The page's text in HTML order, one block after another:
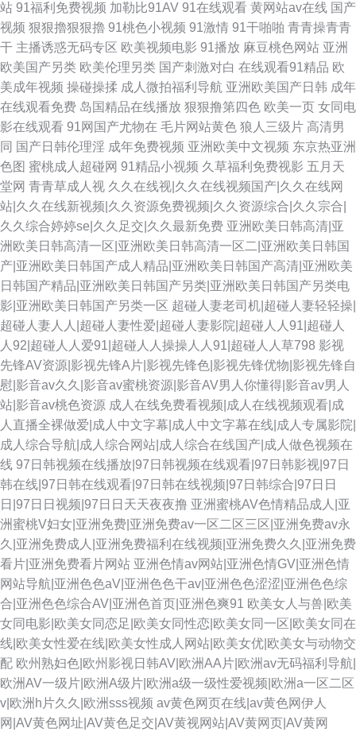
站 91福利免费视频 加勒比91AV 91在线观看 黄网站av在线 国产
视频 狠狠擼狠狠擼 91桃色小视频 91激情 91干啪啪 青青操青青
干 主播诱惑无码专区 欧美视频电影 91播放 麻豆桃色网站 亚洲
欧美国产另类 欧美伦理另类 国产刺激对白 在线观看91精品 欧
美成年视频 操碰操揉 成人微拍福利导航 亚洲欧美国产日韩 成年
在线观看免费 岛国精品在线播放 狠狠撸第四色 欧美一页 女同电
影在线观看 91网国产尤物在 毛片网站黄色 狼人三级片 高清男
同 国产日韩伦理淫 成年免费视频 亚洲欧美中文视频 东京热亚洲
色图 蜜桃成人超碰网 91精品小视频 久草福利免费视影 五月天
堂网 青青草成人视 久久在线视|久久在线视频国产|久久在线网
站|久久在线新视频|久久资源免费视频|久久资源综合|久久宗合|
久久综合婷婷se|久久足交|久久最新免费 亚洲欧美日韩高清|亚
洲欧美日韩高清一区|亚洲欧美日韩高清一区二|亚洲欧美日韩国
产|亚洲欧美日韩国产成人精品|亚洲欧美日韩国产高清|亚洲欧美
日韩国产精品|亚洲欧美日韩国产另类|亚洲欧美日韩国产另类电
影|亚洲欧美日韩国产另类一区 超碰人妻老司机|超碰人妻轻轻操|
超碰人妻人人|超碰人妻性爱|超碰人妻影院|超碰人人91|超碰人
人92|超碰人人爱91|超碰人人操操人人91|超碰人人草798 影视
先锋AV资源|影视先锋A片|影视先锋色|影视先锋优物|影视先锋自
慰|影音av久久|影音av蜜桃资源|影音AV男人你懂得|影音av男人
站|影音av桃色资源 成人在线免费看视频|成人在线视频观看|成
人直播全裸做爱|成人中文字幕|成人中文字幕在线|成人专属影院|
成人综合导航|成人综合网站|成人综合在线国产|成人做色视频在
线 97日韩视频在线播放|97日韩视频在线观看|97日韩影视|97日
韩在线|97日韩在线观看|97日韩在线视频|97日韩综合|97日日
日|97日日视频|97日日天天夜夜撸 亚洲蜜桃AV色情精品成人|亚
洲蜜桃V妇女|亚洲免费|亚洲免费av一区二区三区|亚洲免费av永
久|亚洲免费成人|亚洲免费福利在线视频|亚洲免费久久|亚洲免费
看片|亚洲免费看片网站 亚洲色情av网站|亚洲色情GV|亚洲色情
网站导航|亚洲色色aV|亚洲色色干av|亚洲色色涩涩|亚洲色色综
合|亚洲色色综合AV|亚洲色首页|亚洲色爽91 欧美女人与兽|欧美
女同电影|欧美女同恋足|欧美女同性恋|欧美女同一区|欧美女同在
线|欧美女性爱在线|欧美女性成人网站|欧美女优|欧美女与动物交
配 欧州熟妇色|欧州影视日韩AV|欧洲AA片|欧洲av无码福利导航|
欧洲AV一级片|欧洲A级片|欧洲a级一级性爱视频|欧洲a一区二区
v|欧洲h片久久|欧洲sss视频 av黄色网页在线|av黄色网伊人
网|AV黄色网址|AV黄色足交|AV黄视网站|AV黄网页|AV黄网